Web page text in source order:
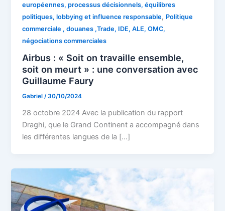
européennes, processus décisionnels, équilibres
politiques, lobbying et influence responsable, Politique
commerciale , douanes ,Trade, IDE, ALE, OMC,
négociations commerciales
Airbus : « Soit on travaille ensemble,
soit on meurt » : une conversation avec
Guillaume Faury
Gabriel/30/10/2024
28 octobre 2024 ​​Avec la publication du rapport
Draghi, que le Grand Continent a accompagné dans
les différentes langues de la […]